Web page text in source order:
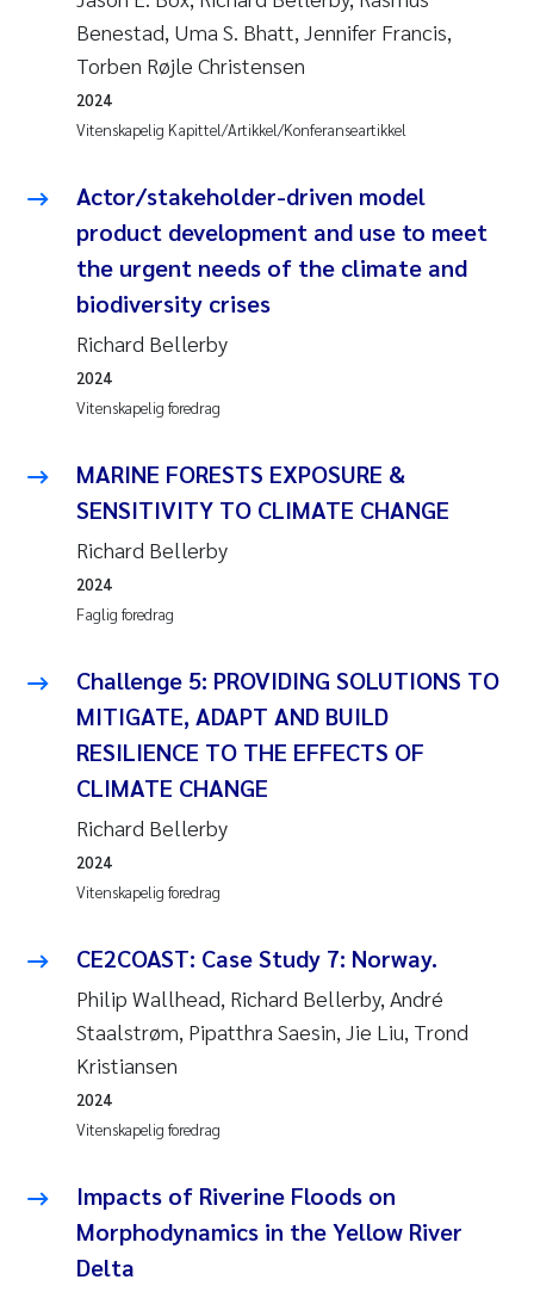
Benestad, Uma S. Bhatt, Jennifer Francis,
Torben Røjle Christensen
Vitenskapelig Kapittel/Artikkel/Konferanseartikkel
2024
Actor/stakeholder-driven model
product development and use to meet
the urgent needs of the climate and
biodiversity crises
Richard Bellerby
Vitenskapelig foredrag
2024
MARINE FORESTS EXPOSURE &
SENSITIVITY TO CLIMATE CHANGE
Richard Bellerby
Faglig foredrag
2024
Challenge 5: PROVIDING SOLUTIONS TO
MITIGATE, ADAPT AND BUILD
RESILIENCE TO THE EFFECTS OF
CLIMATE CHANGE
Richard Bellerby
Vitenskapelig foredrag
2024
CE2COAST: Case Study 7: Norway.
Philip Wallhead, Richard Bellerby, André
Staalstrøm, Pipatthra Saesin, Jie Liu, Trond
Kristiansen
Vitenskapelig foredrag
2024
Impacts of Riverine Floods on
Morphodynamics in the Yellow River
Delta